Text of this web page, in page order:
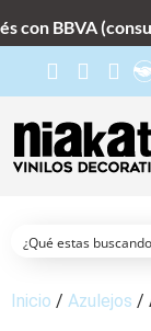
BBVA
Inicio / Azulejos /